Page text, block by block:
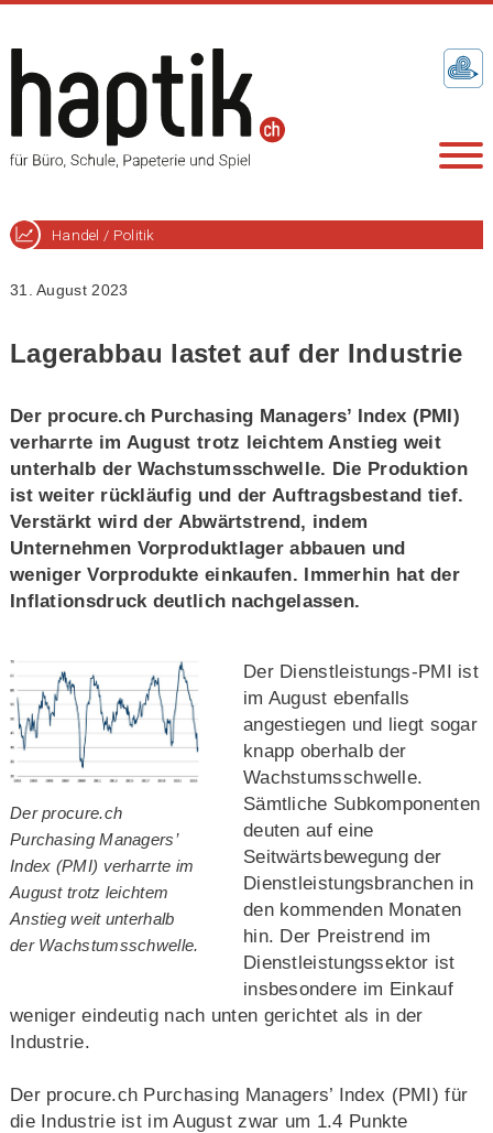
Handel / Politik
31. August 2023
Lagerabbau lastet auf der Industrie
Der procure.ch Purchasing Managers’ Index (PMI)
verharrte im August trotz leichtem Anstieg weit
unterhalb der Wachstumsschwelle. Die Produktion
ist weiter rückläufig und der Auftragsbestand tief.
Verstärkt wird der Abwärtstrend, indem
Unternehmen Vorproduktlager abbauen und
weniger Vorprodukte einkaufen. Immerhin hat der
Inflationsdruck deutlich nachgelassen.
Der procure.ch
Purchasing Managers’
Index (PMI) verharrte im
August trotz leichtem
Anstieg weit unterhalb
der Wachstumsschwelle.
Der Dienstleistungs-PMI ist
im August ebenfalls
angestiegen und liegt sogar
knapp oberhalb der
Wachstumsschwelle.
Sämtliche Subkomponenten
deuten auf eine
Seitwärtsbewegung der
Dienstleistungsbranchen in
den kommenden Monaten
hin. Der Preistrend im
Dienstleistungssektor ist
insbesondere im Einkauf
weniger eindeutig nach unten gerichtet als in der
Industrie.
Der procure.ch Purchasing Managers’ Index (PMI) für
die Industrie ist im August zwar um 1.4 Punkte